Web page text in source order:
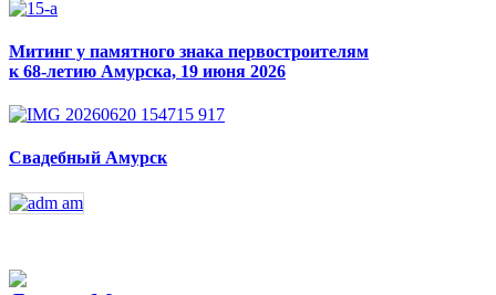
Митинг у памятного знака первостроителям
к 68-летию Амурска, 19 июня 2026
Свадебный Амурск